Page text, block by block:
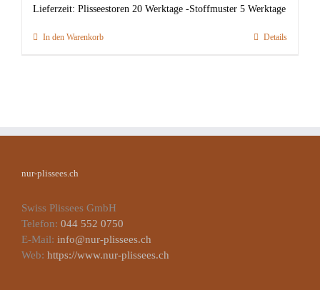
Lieferzeit: Plisseestoren 20 Werktage -Stoffmuster 5 Werktage
In den Warenkorb Details
nur-plissees.ch
Swiss Plissees GmbH
Telefon: 044 552 0750
E-Mail: info@nur-plissees.ch
Web: https://www.nur-plissees.ch